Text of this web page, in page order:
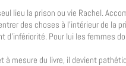
lieu la prison ou vie Rachel.
des choses à l’intérieur de la
Pour lui les femmes
mesure du livre, il devient